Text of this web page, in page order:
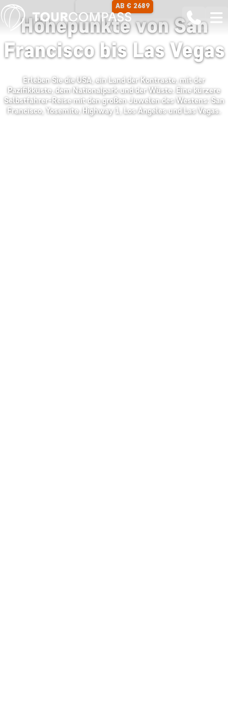
AB € 2689
Höhepunkte von San
Francisco bis Las Vegas
Erleben Sie die USA, ein Land der Kontraste, mit der
Pazifikküste, dem Nationalpark und der Wüste. Eine kürzere
Selbstfahrer-Reise mit den großen Juwelen des Westens: San
Francisco, Yosemite, Highway 1, Los Angeles und Las Vegas.